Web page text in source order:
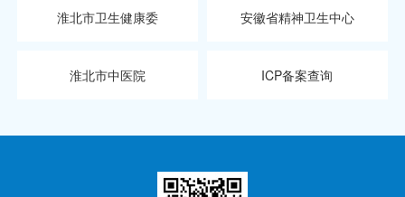
淮北市卫生健康委 安徽省精神卫生中心
淮北市中医院 ICP备案查询